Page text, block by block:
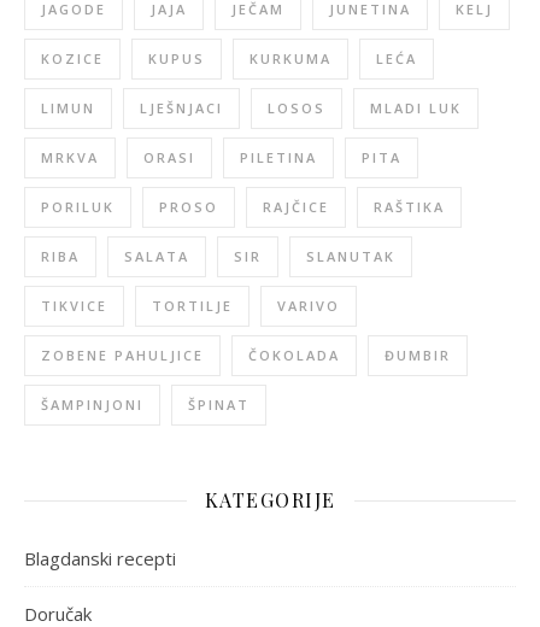
JAGODE JAJA JEČAM JUNETINA KELJ
KOZICE KUPUS KURKUMA LEĆA
LIMUN LJEŠNJACI LOSOS MLADI LUK
MRKVA ORASI PILETINA PITA
PORILUK PROSO RAJČICE RAŠTIKA
RIBA SALATA SIR SLANUTAK
TIKVICE TORTILJE VARIVO
ZOBENE PAHULJICE ČOKOLADA ĐUMBIR
ŠAMPINJONI ŠPINAT
KATEGORIJE
Blagdanski recepti
Doručak